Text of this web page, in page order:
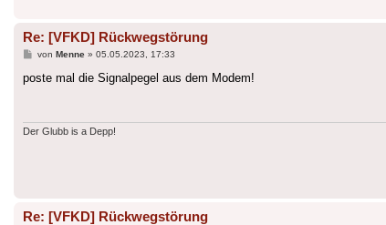
Re: [VFKD] Rückwegstörung
Beitrag
von Menne» 05.05.2023, 17:33
poste mal die Signalpegel aus dem Modem!
Der Glubb is a Depp!
Re: [VFKD] Rückwegstörung